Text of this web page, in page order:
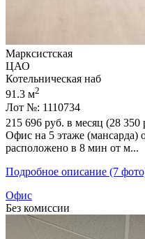
Марксистская
ЦАО
Котельническая наб
91.3 м2
Лот №: 1110734
215 696 руб. в месяц (28 350
Офис на 5 этаже
расположено в 8 мин от м...
Подробное описание (7
Офис
Без комиссии